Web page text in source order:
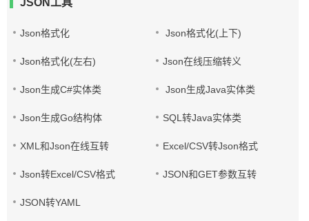
JSON工具
Json格式化 Json格式化(上下)
Json格式化(左右) Json在线压缩转义
Json生成C#实体类 Json生成Java实体类
Json生成Go结构体 SQL转Java实体类
XML和Json在线互转 Excel/CSV转Json格式
Json转Excel/CSV格式 JSON和GET参数互转
JSON转YAML